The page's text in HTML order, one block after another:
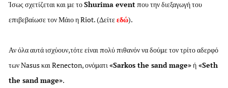
Ίσως σχετίζεται και με τοShurima eventπου την διεξαγωγή του
επιβεβαίωσε τον Μάιο η Riot. (Δείτεεδώ).
Αν όλα αυτά ισχύουν,τότε είναι πολύ πιθανόν να δούμε τον τρίτο αδερφό
των Nasus και Renecton, ονόματι«Sarkos the sand mage»ή «Seth
the sand mage».